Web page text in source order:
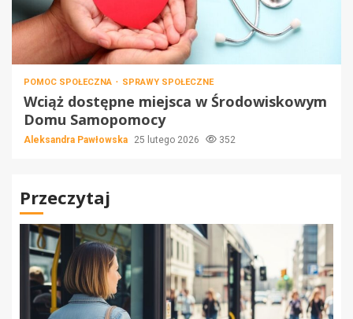
POMOC SPOŁECZNA SPRAWY SPOŁECZNE
Wciąż dostępne miejsca w Środowiskowym
Domu Samopomocy
Aleksandra Pawłowska 25 lutego 2026 352
Przeczytaj